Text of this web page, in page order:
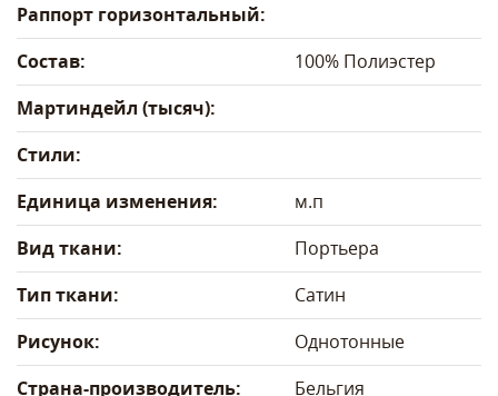
Раппорт горизонтальный:
Состав:
100% Полиэстер
Мартиндейл (тысяч):
Стили:
Единица изменения:
м.п
Вид ткани:
Портьера
Тип ткани:
Сатин
Рисунок:
Однотонные
Страна-производитель:
Бельгия